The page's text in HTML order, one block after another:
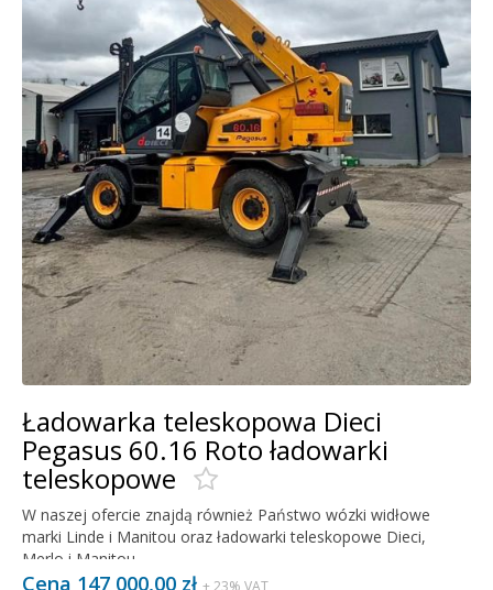
Ładowarka teleskopowa Dieci
Pegasus 60.16 Roto ładowarki
teleskopowe
W naszej ofercie znajdą również Państwo wózki widłowe
marki Linde i Manitou oraz ładowarki teleskopowe Dieci,
Merlo i Manitou.
Cena 147 000,00 zł